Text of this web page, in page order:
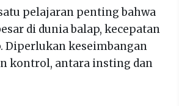
pelajaran penting bahwa
di dunia balap, kecepatan
Diperlukan keseimbangan
kontrol, antara insting dan